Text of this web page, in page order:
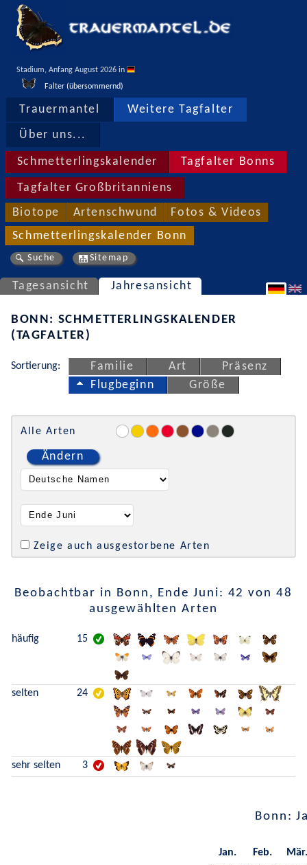
Stadium, Anfang August 2026 in
Falter (übersommernd)
Trauermantel Weitere Tagfalter
Über uns...
Schmetterlingskalender Tagfalter Bonns
Tagfalter Großbritanniens
Biotope Artenschwund Fotos & Videos
Schmetterlingskalender Bonn
Suche Sitemap
Tagesansicht Jahresansicht
BONN: SCHMETTERLINGSKALENDER
(TAGFALTER)
Sortierung: Familie Art
Präsenz
Flugbeginn
Größe
Alle Arten
Ändern
Zeige auch ausgestorbene Arten
Beobachtbar in Bonn, Ende Juni: 42 von 48
ausgewählten Arten
häufig 15
selten 24
sehr selten 3
Bonn:
Jan. Feb. Mär.